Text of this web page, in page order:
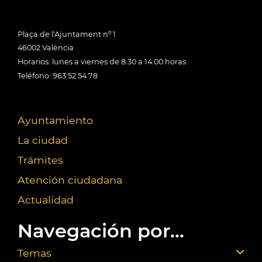
Plaça de l'Ajuntament nº 1
46002 València
Horarios: lunes a viernes de 8:30 a 14:00 horas
Teléfono: 963 52 54 78
Ayuntamiento
La ciudad
Trámites
Atención ciudadana
Actualidad
Navegación por...
Temas